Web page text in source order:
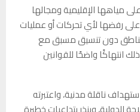
مياهها الإقليمية ومجالها
رفضها لأي تحركات أو عمليات
دون تنسيق مسبق مع
انتهاكًا واضحًا للقوانين
ناقلة مدنية، واعتبرته